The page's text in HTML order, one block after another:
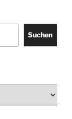
Suchen